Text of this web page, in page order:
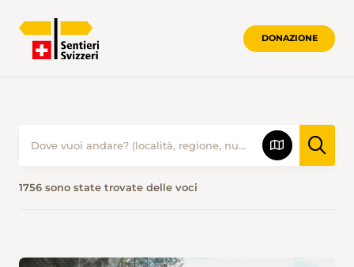
DONAZIONE
1756 sono state trovate delle voci